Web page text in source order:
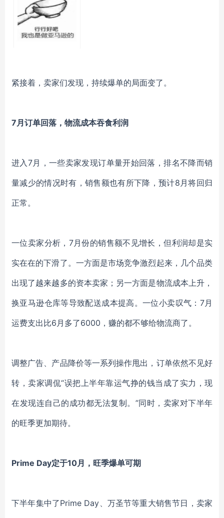
紧接着，卖家们发现，持续爆单的局面变了。
7月订单回落，物流成本吞食利润
进入7月，一些卖家发现订单量开始回落，排名不降而销
量减少的情况时有，销售额也有所下降，预计8月将回归
正常。
一位卖家分析， 7月份的销售额不见增长，但利润却是实
实在在的下滑了。一方面是市场竞争激烈起来，几个品类
出现了越来越多的资本卖家；另一方面是物流成本上升，
换亚马逊仓库等导致配送成本提高。一位小卖叹气：7月
运费支出比6月多了6000，赚的都不够给物流商了。
调整广告、产品降价等一系列操作甩出，订单依然不见好
转，卖家调侃“误把上半年靠运气挣的钱当成了实力，现
在发现连自己的成功都无法复制。”同时，卖家对下半年
的旺季更加期待。
Prime Day定于10月，旺季爆单可期
下半年集中了Prime Day、万圣节等重大销售节日，卖家